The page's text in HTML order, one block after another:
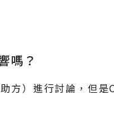
嗎？
方）進行討論，但